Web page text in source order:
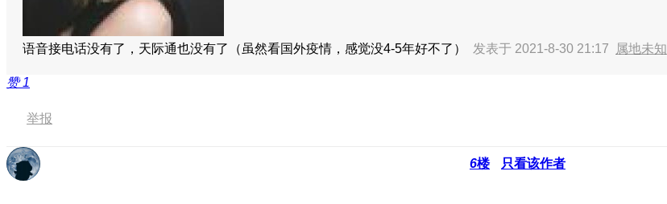
语音接电话没有了，天际通也没有了（虽然看国外疫情，感觉没4-5年好不了） 发表于 2021-8-30 21:17 属地未知
赞1
举报
6楼 只看该作者